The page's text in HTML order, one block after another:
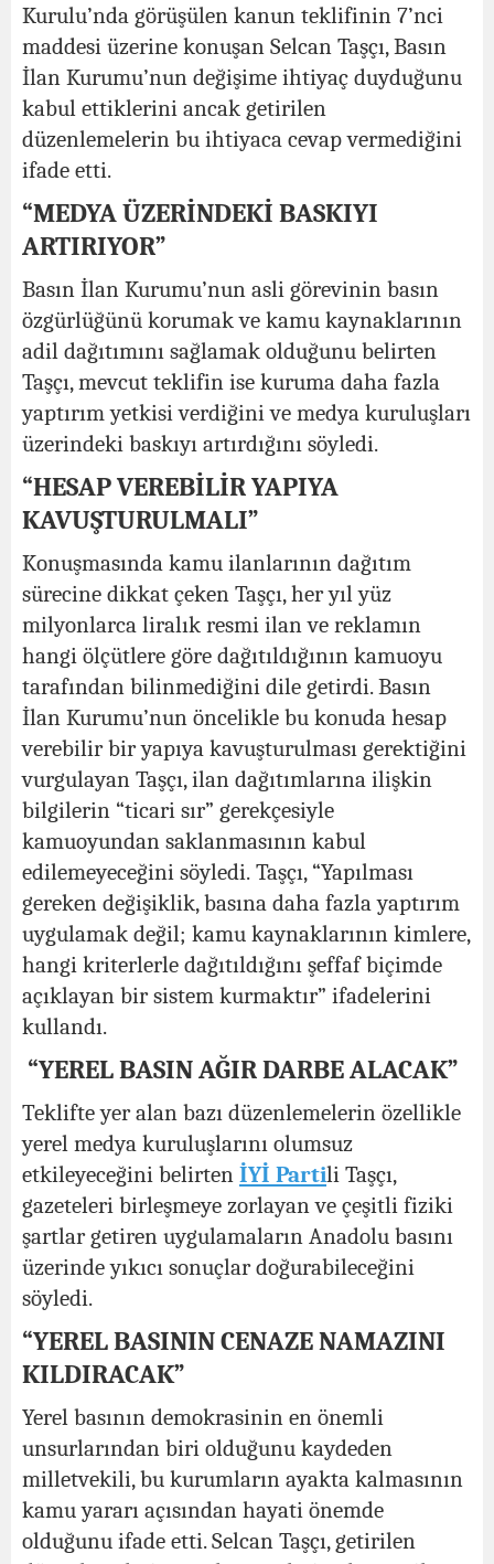
Kurulu’nda görüşülen kanun teklifinin 7’nci
maddesi üzerine konuşan Selcan Taşçı, Basın
İlan Kurumu’nun değişime ihtiyaç duyduğunu
kabul ettiklerini ancak getirilen
düzenlemelerin bu ihtiyaca cevap vermediğini
ifade etti.
“MEDYA ÜZERİNDEKİ BASKIYI
ARTIRIYOR”
Basın İlan Kurumu’nun asli görevinin basın
özgürlüğünü korumak ve kamu kaynaklarının
adil dağıtımını sağlamak olduğunu belirten
Taşçı, mevcut teklifin ise kuruma daha fazla
yaptırım yetkisi verdiğini ve medya kuruluşları
üzerindeki baskıyı artırdığını söyledi.
“HESAP VEREBİLİR YAPIYA
KAVUŞTURULMALI”
Konuşmasında kamu ilanlarının dağıtım
sürecine dikkat çeken Taşçı, her yıl yüz
milyonlarca liralık resmi ilan ve reklamın
hangi ölçütlere göre dağıtıldığının kamuoyu
tarafından bilinmediğini dile getirdi. Basın
İlan Kurumu’nun öncelikle bu konuda hesap
verebilir bir yapıya kavuşturulması gerektiğini
vurgulayan Taşçı, ilan dağıtımlarına ilişkin
bilgilerin “ticari sır” gerekçesiyle
kamuoyundan saklanmasının kabul
edilemeyeceğini söyledi. Taşçı, “Yapılması
gereken değişiklik, basına daha fazla yaptırım
uygulamak değil; kamu kaynaklarının kimlere,
hangi kriterlerle dağıtıldığını şeffaf biçimde
açıklayan bir sistem kurmaktır” ifadelerini
kullandı.
“YEREL BASIN AĞIR DARBE ALACAK”
Teklifte yer alan bazı düzenlemelerin özellikle
yerel medya kuruluşlarını olumsuz
etkileyeceğini belirten İYİ Partili Taşçı,
gazeteleri birleşmeye zorlayan ve çeşitli fiziki
şartlar getiren uygulamaların Anadolu basını
üzerinde yıkıcı sonuçlar doğurabileceğini
söyledi.
“YEREL BASININ CENAZE NAMAZINI
KILDIRACAK”
Yerel basının demokrasinin en önemli
unsurlarından biri olduğunu kaydeden
milletvekili, bu kurumların ayakta kalmasının
kamu yararı açısından hayati önemde
olduğunu ifade etti. Selcan Taşçı, getirilen